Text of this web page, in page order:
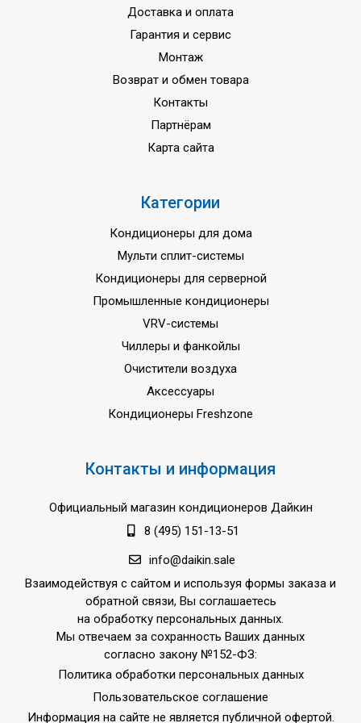
Доставка и оплата
Гарантия и сервис
Монтаж
Возврат и обмен товара
Контакты
Партнёрам
Карта сайта
Категории
Кондиционеры для дома
Мульти сплит-системы
Кондиционеры для серверной
Промышленные кондиционеры
VRV-системы
Чиллеры и фанкойлы
Очистители воздуха
Аксессуары
Кондиционеры Freshzone
Контакты и информация
Официальный магазин кондиционеров Дайкин
8 (495) 151-13-51
info@daikin.sale
Взаимодействуя с сайтом и используя формы заказа и
обратной связи, Вы соглашаетесь
на обработку персональных данных.
Мы отвечаем за сохранность Ваших данных
согласно закону №152-ФЗ:
Политика обработки персональных данных
Пользовательское соглашение
Информация на сайте не является публичной офертой.